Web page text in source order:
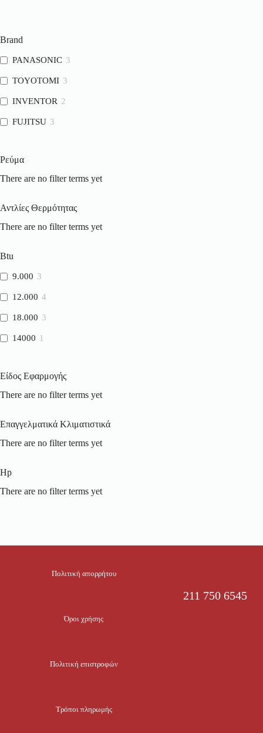
Brand
PANASONIC 3
TOYOTOMI 3
INVENTOR 2
FUJITSU 3
Ρεύμα
There are no filter terms yet
Αντλίες Θερμότητας
There are no filter terms yet
Btu
9.000 3
12.000 4
18.000 3
14000 1
Είδος Εφαρμογής
There are no filter terms yet
Επαγγελματικά Κλιματιστικά
There are no filter terms yet
Hp
There are no filter terms yet
Πολιτική απορρήτου
Όροι χρήσης
Πολιτική επιστροφών
Τρόποι πληρωμής
211 750 6545